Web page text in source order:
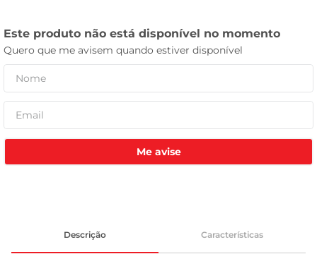
Me avise
Descrição Características
tv